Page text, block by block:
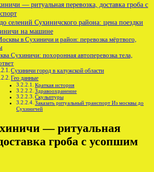
— ритуальная перевозка, доставка гроба с
селений Сухиничского района: цена поездки
на машине
в Сухиничи и район: перевозка мёртвого,
Сухиничи: похоронная автоперевозка тела,
Сухиничи город в калужской области
Гео данные
Краткая история
Здравоохранение
Скульптуры
Заказать ритуальный транспорт Из москвы до
Сухиничей
— ритуальная
гроба с усопшим